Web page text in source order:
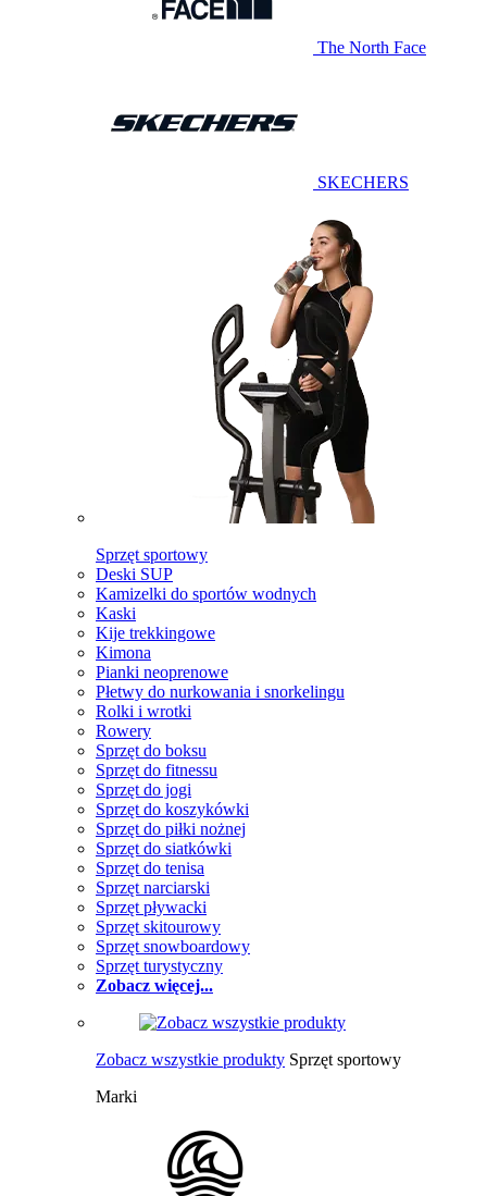
The North Face
SKECHERS
Sprzęt sportowy
Deski SUP
Kamizelki do sportów wodnych
Kaski
Kije trekkingowe
Kimona
Pianki neoprenowe
Płetwy do nurkowania i snorkelingu
Rolki i wrotki
Rowery
Sprzęt do boksu
Sprzęt do fitnessu
Sprzęt do jogi
Sprzęt do koszykówki
Sprzęt do piłki nożnej
Sprzęt do siatkówki
Sprzęt do tenisa
Sprzęt narciarski
Sprzęt pływacki
Sprzęt skitourowy
Sprzęt snowboardowy
Sprzęt turystyczny
Zobacz więcej...
Zobacz wszystkie produkty Sprzęt sportowy
Marki